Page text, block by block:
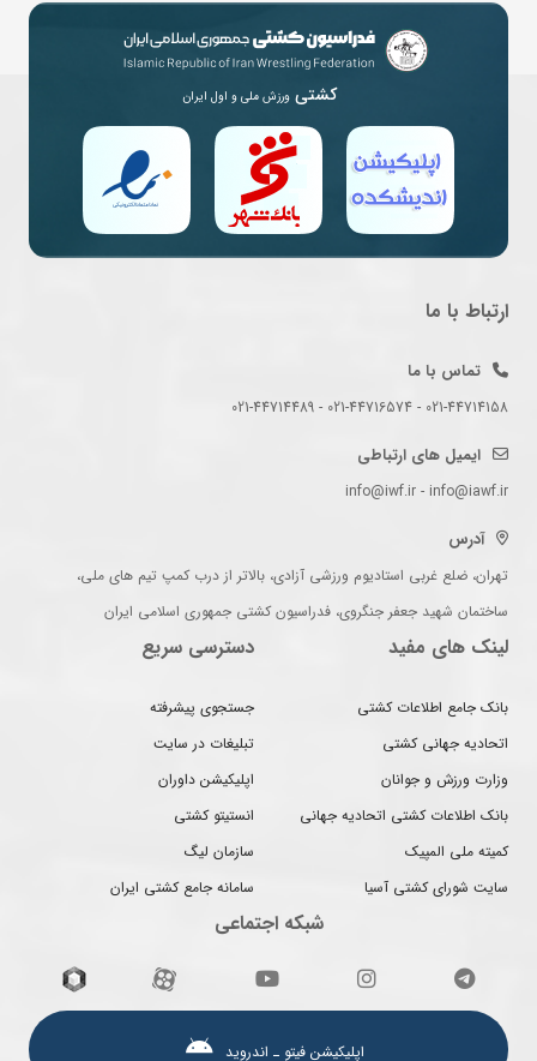
کشتی ورزش ملی و اول ایران
ارتباط با ما
تماس با ما
021-44714158 - 021-44716574 - 021-44714489
ایمیل های ارتباطی
info@iwf.ir - info@iawf.ir
آدرس
تهران، ضلع غربی استادیوم ورزشی آزادی، بالاتر از درب کمپ تیم های ملی،
ساختمان شهید جعفر جنگروی، فدراسیون کشتی جمهوری اسلامی ایران
لینک های مفید
بانک جامع اطلاعات کشتی
اتحادیه جهانی کشتی
وزارت ورزش و جوانان
بانک اطلاعات کشتی اتحادیه جهانی
کمیته ملی المپیک
سایت شورای کشتی آسیا
دسترسی سریع
جستجوی پیشرفته
تبلیغات در سایت
اپلیکیشن داوران
انستیتو کشتی
سازمان لیگ
سامانه جامع کشتی ایران
شبکه اجتماعی
اپلیکیشن فیتو ـ اندروید